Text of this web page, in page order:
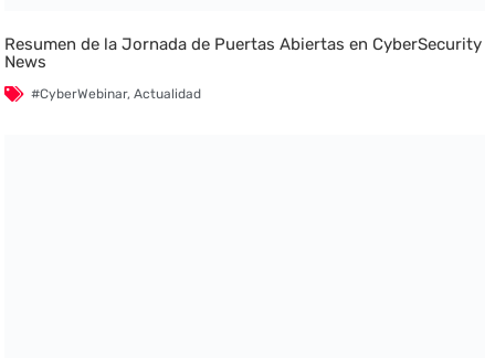
Resumen de la Jornada de Puertas Abiertas en CyberSecurity
News
#CyberWebinar,Actualidad